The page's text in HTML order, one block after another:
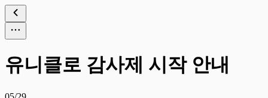
유니클로 감사제 시작 안내